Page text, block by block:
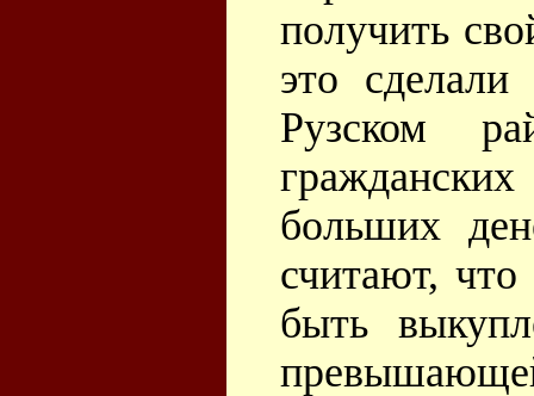
получить
это
Рузском
больших
считают,
быть